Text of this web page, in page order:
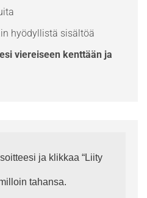
hyödyllistä sisältöä
viereiseen kenttään ja
ja klikkaa “Liity
tahansa.